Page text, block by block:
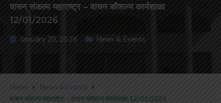
वाचन संकल्प महाराष्ट्र – वाचन कौशल्य कार्यशाळा
12/01/2026
January 20, 2026 News & Events
Home
News & Events
वाचन संकल्प महाराष्ट्र – वाचन कौशल्य कार्यशाळा 12/01/2026